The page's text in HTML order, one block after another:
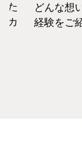
た
カ
どんな想
経験をご